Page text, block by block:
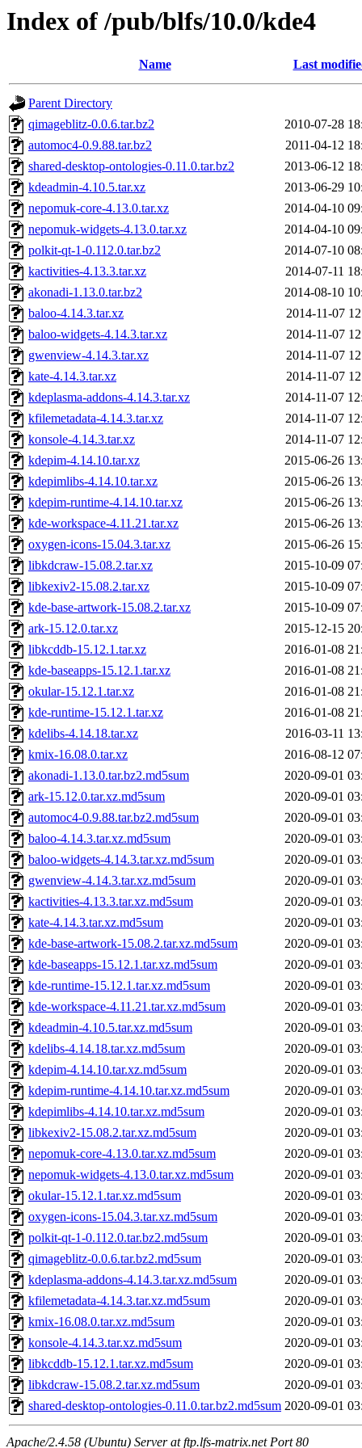
Index of /pub/blfs/10.0/kde4
Name Last
Parent Directory
qimageblitz-0.0.6.tar.bz2
2010-07-28
automoc4-0.9.88.tar.bz2
2011-04-12
shared-desktop-ontologies-0.11.0.tar.bz2
2013-06-12
kdeadmin-4.10.5.tar.xz
2013-06-29
nepomuk-core-4.13.0.tar.xz
2014-04-10
nepomuk-widgets-4.13.0.tar.xz
2014-04-10
polkit-qt-1-0.112.0.tar.bz2
2014-07-10
kactivities-4.13.3.tar.xz
2014-07-11
akonadi-1.13.0.tar.bz2
2014-08-10
baloo-4.14.3.tar.xz
2014-11-07
baloo-widgets-4.14.3.tar.xz
2014-11-07
gwenview-4.14.3.tar.xz
2014-11-07
kate-4.14.3.tar.xz
2014-11-07
kdeplasma-addons-4.14.3.tar.xz
2014-11-07
kfilemetadata-4.14.3.tar.xz
2014-11-07
konsole-4.14.3.tar.xz
2014-11-07
kdepim-4.14.10.tar.xz
2015-06-26
kdepimlibs-4.14.10.tar.xz
2015-06-26
kdepim-runtime-4.14.10.tar.xz
2015-06-26
kde-workspace-4.11.21.tar.xz
2015-06-26
oxygen-icons-15.04.3.tar.xz
2015-06-26
libkdcraw-15.08.2.tar.xz
2015-10-09
libkexiv2-15.08.2.tar.xz
2015-10-09
kde-base-artwork-15.08.2.tar.xz
2015-10-09
ark-15.12.0.tar.xz
2015-12-15
libkcddb-15.12.1.tar.xz
2016-01-08
kde-baseapps-15.12.1.tar.xz
2016-01-08
okular-15.12.1.tar.xz
2016-01-08
kde-runtime-15.12.1.tar.xz
2016-01-08
kdelibs-4.14.18.tar.xz
2016-03-11
kmix-16.08.0.tar.xz
2016-08-12
akonadi-1.13.0.tar.bz2.md5sum
2020-09-01
ark-15.12.0.tar.xz.md5sum
2020-09-01
automoc4-0.9.88.tar.bz2.md5sum
2020-09-01
baloo-4.14.3.tar.xz.md5sum
2020-09-01
baloo-widgets-4.14.3.tar.xz.md5sum
2020-09-01
gwenview-4.14.3.tar.xz.md5sum
2020-09-01
kactivities-4.13.3.tar.xz.md5sum
2020-09-01
kate-4.14.3.tar.xz.md5sum
2020-09-01
kde-base-artwork-15.08.2.tar.xz.md5sum
2020-09-01
kde-baseapps-15.12.1.tar.xz.md5sum
2020-09-01
kde-runtime-15.12.1.tar.xz.md5sum
2020-09-01
kde-workspace-4.11.21.tar.xz.md5sum
2020-09-01
kdeadmin-4.10.5.tar.xz.md5sum
2020-09-01
kdelibs-4.14.18.tar.xz.md5sum
2020-09-01
kdepim-4.14.10.tar.xz.md5sum
2020-09-01
kdepim-runtime-4.14.10.tar.xz.md5sum
2020-09-01
kdepimlibs-4.14.10.tar.xz.md5sum
2020-09-01
libkexiv2-15.08.2.tar.xz.md5sum
2020-09-01
nepomuk-core-4.13.0.tar.xz.md5sum
2020-09-01
nepomuk-widgets-4.13.0.tar.xz.md5sum
2020-09-01
okular-15.12.1.tar.xz.md5sum
2020-09-01
oxygen-icons-15.04.3.tar.xz.md5sum
2020-09-01
polkit-qt-1-0.112.0.tar.bz2.md5sum
2020-09-01
qimageblitz-0.0.6.tar.bz2.md5sum
2020-09-01
kdeplasma-addons-4.14.3.tar.xz.md5sum
2020-09-01
kfilemetadata-4.14.3.tar.xz.md5sum
2020-09-01
kmix-16.08.0.tar.xz.md5sum
2020-09-01
konsole-4.14.3.tar.xz.md5sum
2020-09-01
libkcddb-15.12.1.tar.xz.md5sum
2020-09-01
libkdcraw-15.08.2.tar.xz.md5sum
2020-09-01
shared-desktop-ontologies-0.11.0.tar.bz2.md5sum 2020-09-01
Apache/2.4.58 (Ubuntu) Server at ftp.lfs-matrix.net Port 80